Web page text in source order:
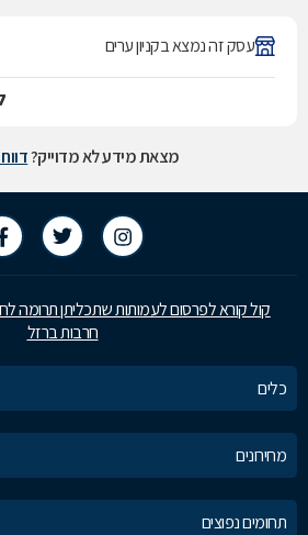
עסק זה נמצא בקניון ערים
מצאת מידע לא מדוייק?
קול קורא לפרסום לעמותות שתכליתן תרומה
חרבות ברזל
כלים
מחירונים
תחומים נפוצים